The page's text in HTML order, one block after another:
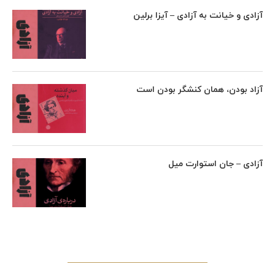
آزادی و خیانت به آزادی – آیزا برلین
آزاد بودن، همان کنشگر بودن است
آزادی – جان استوارت میل